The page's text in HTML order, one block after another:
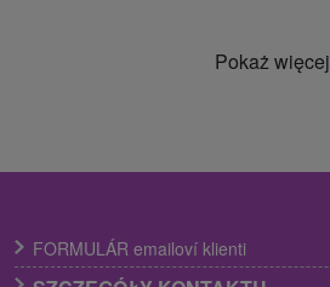
Pokaż więcej
FORMULÁR emailoví klienti